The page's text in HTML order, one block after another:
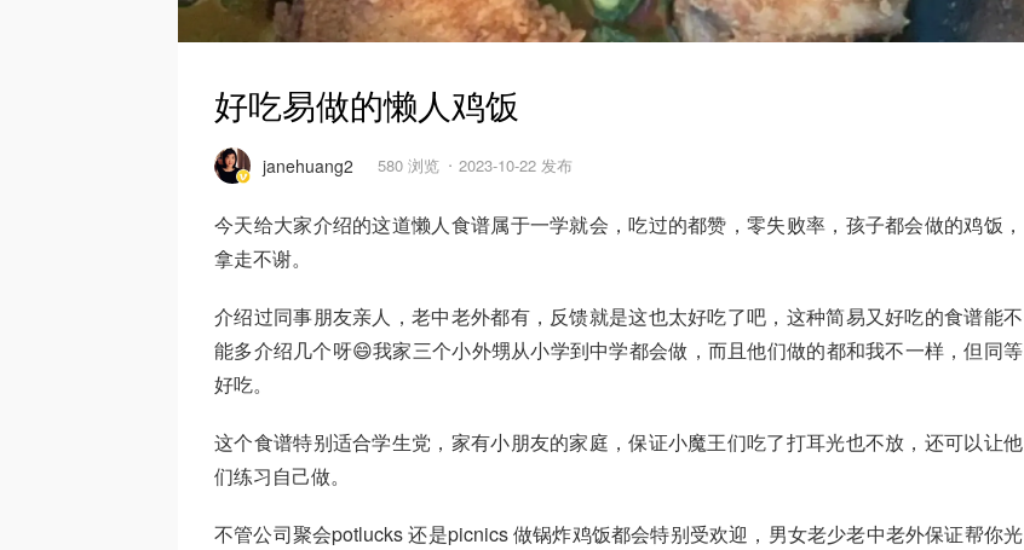
好吃易做的懒人鸡饭
janehuang2 580 浏览 2023-10-22 发布
今天给大家介绍的这道懒人食谱属于一学就会，吃过的都赞，零失败率，孩子都会做的鸡饭，
拿走不谢。
介绍过同事朋友亲人，老中老外都有，反馈就是这也太好吃了吧，这种简易又好吃的食谱能不
能多介绍几个呀😄我家三个小外甥从小学到中学都会做，而且他们做的都和我不一样，但同等
好吃。
这个食谱特别适合学生党，家有小朋友的家庭，保证小魔王们吃了打耳光也不放，还可以让他
们练习自己做。
不管公司聚会potlucks 还是picnics 做锅炸鸡饭都会特别受欢迎，男女老少老中老外保证帮你光